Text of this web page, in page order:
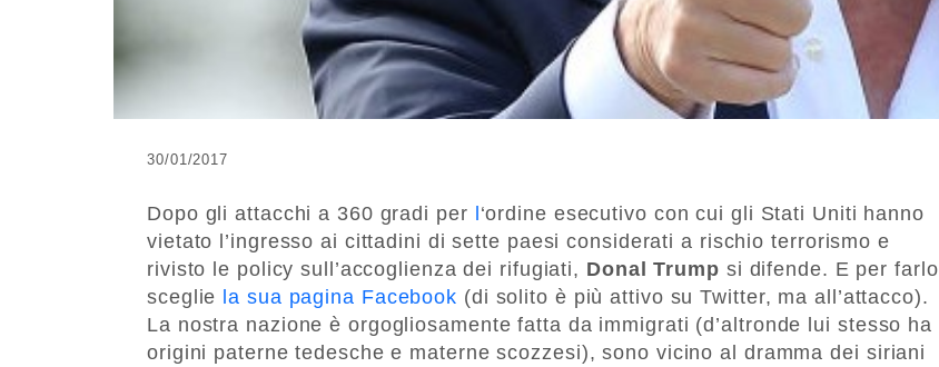
30/01/2017
Dopo gli attacchi a 360 gradi per l‘ordine esecutivo con cui gli Stati Uniti hanno
vietato l’ingresso ai cittadini di sette paesi considerati a rischio terrorismo e
rivisto le policy sull’accoglienza dei rifugiati, Donal Trump si difende. E per farlo
sceglie la sua pagina Facebook (di solito è più attivo su Twitter, ma all’attacco).
La nostra nazione è orgogliosamente fatta da immigrati (d’altronde lui stesso ha
origini paterne tedesche e materne scozzesi), sono vicino al dramma dei siriani